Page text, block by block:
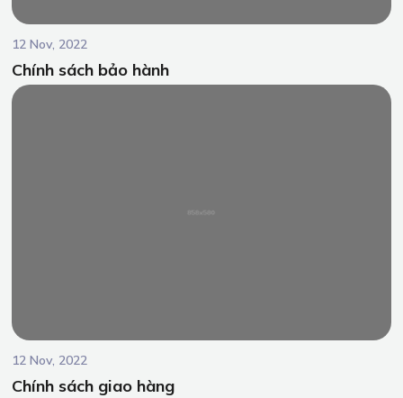
12 Nov, 2022
Chính sách bảo hành
12 Nov, 2022
Chính sách giao hàng